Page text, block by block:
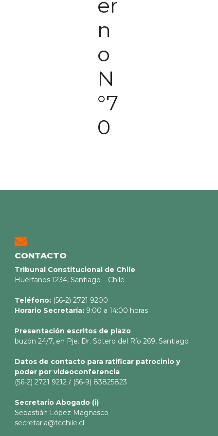
er
n
o
N
°7
0
CONTACTO
Tribunal Constitucional de Chile
Huérfanos 1234, Santiago – Chile
Teléfono: (56-2) 2721 9200
Horario Secretaría: 9:00 a 14:00 horas
Presentación escritos de plazo
buzón 24/7, en Pje. Dr. Sótero del Río 269, Santiago
Datos de contacto para ratificar patrocinio y
poder por videoconferencia
(56-2) 2721 9212 / (56-9) 83825823
Secretario Abogado (i)
Sebastián López Magnasco
secretaria@tcchile.cl